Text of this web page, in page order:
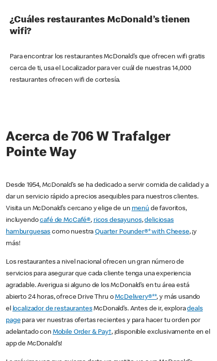
¿Cuáles restaurantes McDonald’s tienen
wifi?
Para encontrar los restaurantes McDonald’s que ofrecen wifi gratis
cerca de ti, usa el Localizador para ver cuál de nuestras 14,000
restaurantes ofrecen wifi de cortesía.
Acerca de 706 W Trafalger
Pointe Way
Desde 1954, McDonald’s se ha dedicado a servir comida de calidad y a
dar un servicio rápido a precios asequibles para nuestros clientes.
Visita un McDonald’s cercano y elige de un menú de favoritos,
incluyendocafé de McCafé®, ricos desayunos,deliciosas
hamburguesas como nuestraQuarter Pounder®* with Cheese, ¡y
más!
Los restaurantes a nivel nacional ofrecen un gran número de
servicios para asegurar que cada cliente tenga una experiencia
agradable. Averigua si alguno de los McDonald’s en tu área está
abierto 24 horas, ofrece Drive Thru oMcDelivery®**, y más usando
el localizador de restaurantesMcDonald’s. Antes de ir, exploradeals
pagepara ver nuestras ofertas recientes y para hacer tu orden por
adelantado con Mobile Order & Pay†, ¡disponible exclusivamente en el
app de McDonald’s!